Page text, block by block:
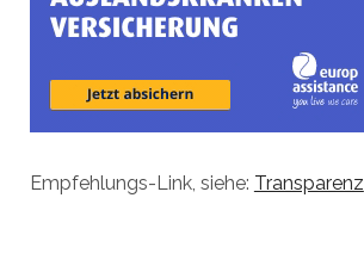
Empfehlungs-Link, siehe: Transparenz